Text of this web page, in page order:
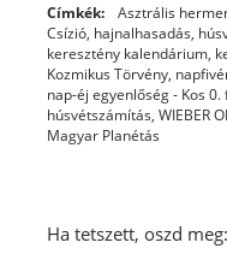
Címkék: Asztrális
Csízió, hajnalhasadás,
keresztény kalendárium,
Kozmikus Törvény,
nap-éj egyenlőség - Kos 0.
húsvétszámítás, WIEBER
Magyar Planétás
Ha tetszett, oszd meg: